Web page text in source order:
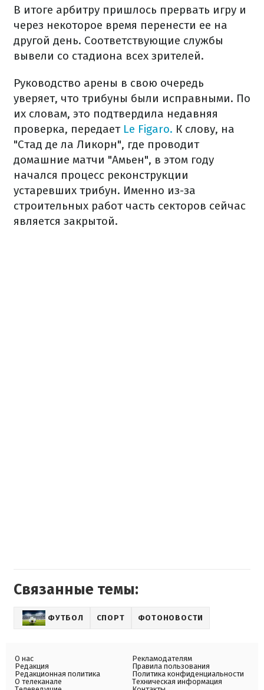
В итоге арбитру пришлось прервать игру и
через некоторое время перенести ее на
другой день. Соответствующие службы
вывели со стадиона всех зрителей.
Руководство арены в свою очередь
уверяет, что трибуны были исправными. По
их словам, это подтвердила недавняя
проверка, передает Le Figaro. К слову, на
"Стад де ла Ликорн", где проводит
домашние матчи "Амьен", в этом году
начался процесс реконструкции
устаревших трибун. Именно из-за
строительных работ часть секторов сейчас
является закрытой.
Связанные темы:
ФУТБОЛ СПОРТ ФОТОНОВОСТИ
О нас
Редакция
Редакционная политика
О телеканале
Рекламодателям
Правила пользования
Политика конфиденциальности
Техническая информация